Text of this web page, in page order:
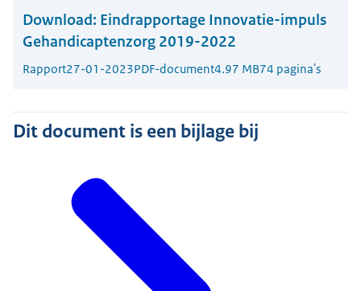
Download: Eindrapportage Innovatie-impuls
Gehandicaptenzorg 2019-2022
Rapport27-01-2023PDF-document4.97 MB74 pagina's
Dit document is een bijlage bij